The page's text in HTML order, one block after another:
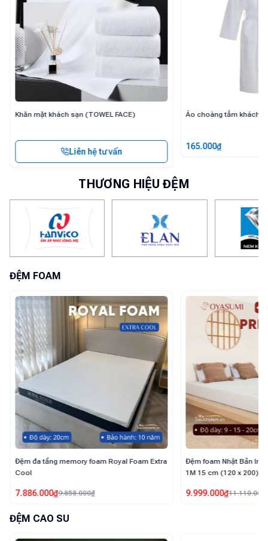
Áo choàng tắm khách sạn (BAT ROBE)
165.000
Đệm cao su tổng hợp
2.200.000
THƯƠNG HIỆU ĐỆM
ĐỆM FOAM
Đệm foam Nhật Bản Inoac Oyasumi Premium
1M 15 cm (120 x 200)
9.999.000₫11.110.000₫
Đệm foam Nhật Bản
1M 15 cm (120 x 200)
8.937.000₫9.930.000
ĐỆM CAO SU